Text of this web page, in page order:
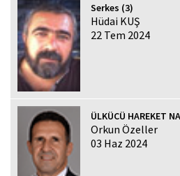
Serkes (3)
Hüdai KUŞ
22 Tem 2024
ÜLKÜCÜ HAREKET
Orkun Özeller
03 Haz 2024